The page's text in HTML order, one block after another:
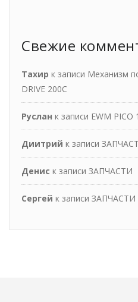
Свежие
Тахир к записи Механизм
DRIVE 200С
Руслан к записи EWM PICO
Диитрий к записи
Денис к записи ЗАПЧАСТИ
Сергей к записи ЗАПЧАСТИ